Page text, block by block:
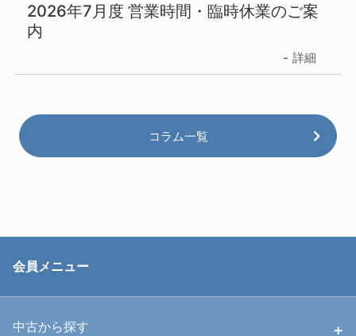
2026年7月度 営業時間・臨時休業のご案
内
詳細
コラム一覧
会員メニュー
中古から探す